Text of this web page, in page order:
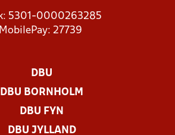
5301-0000263285
MobilePay: 27739
DBU
DBU BORNHOLM
DBU FYN
DBU JYLLAND